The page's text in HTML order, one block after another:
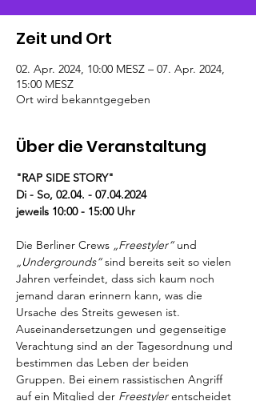
Zeit und Ort
02. Apr. 2024, 10:00 MESZ – 07. Apr. 2024,
15:00 MESZ
Ort wird bekanntgegeben
Über die Veranstaltung
"RAP SIDE STORY"
Di - So, 02.04. - 07.04.2024
jeweils 10:00 - 15:00 Uhr
Die Berliner Crews „Freestyler“ und
„Undergrounds“ sind bereits seit so vielen
Jahren verfeindet, dass sich kaum noch
jemand daran erinnern kann, was die
Ursache des Streits gewesen ist.
Auseinandersetzungen und gegenseitige
Verachtung sind an der Tagesordnung und
bestimmen das Leben der beiden
Gruppen. Bei einem rassistischen Angriff
auf ein Mitglied der Freestyler entscheidet